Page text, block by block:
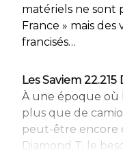
matériels ne sont
France » mais
francisés…
Les Saviem 22.215
À une époque où
plus que de
peut-être encore
Diamond T, le